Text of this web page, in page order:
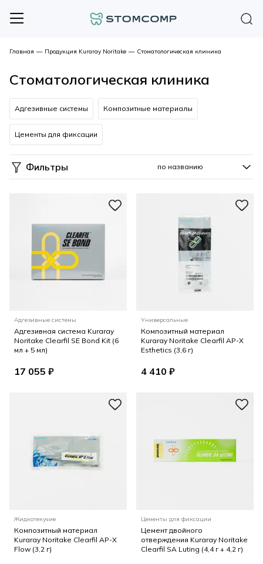
Главная — Продукция Kuraray Noritake — Стоматологическая клиника
Стоматологическая клиника
Адгезивные системы Композитные материалы
Цементы для фиксации
Фильтры
Адгезивные системы
Адгезивная система Kuraray
Noritake Clearfil SE Bond Kit (6
мл + 5 мл)
17 055 ₽
Универсальные
Композитный материал
Kuraray Noritake Clearfil AP-X
Esthetics (3,6 г)
4 410 ₽
Жидкотекучие
Композитный материал
Kuraray Noritake Clearfil AP-X
Flow (3,2 г)
Цементы для фиксации
Цемент двойного
отверждения Kuraray Noritake
Clearfil SA Luting (4,4 г + 4,2 г)